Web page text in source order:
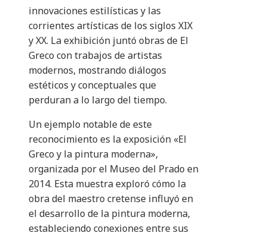
innovaciones estilísticas y las
corrientes artísticas de los siglos XIX
y XX. La exhibición juntó obras de El
Greco con trabajos de artistas
modernos, mostrando diálogos
estéticos y conceptuales que
perduran a lo largo del tiempo.
Un ejemplo notable de este
reconocimiento es la exposición «El
Greco y la pintura moderna»,
organizada por el Museo del Prado en
2014. Esta muestra exploró cómo la
obra del maestro cretense influyó en
el desarrollo de la pintura moderna,
estableciendo conexiones entre sus